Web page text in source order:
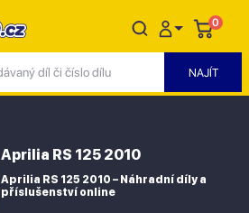
0
Aprilia RS 125 2010
Aprilia RS 125 2010 – Náhradní díly a
příslušenství online